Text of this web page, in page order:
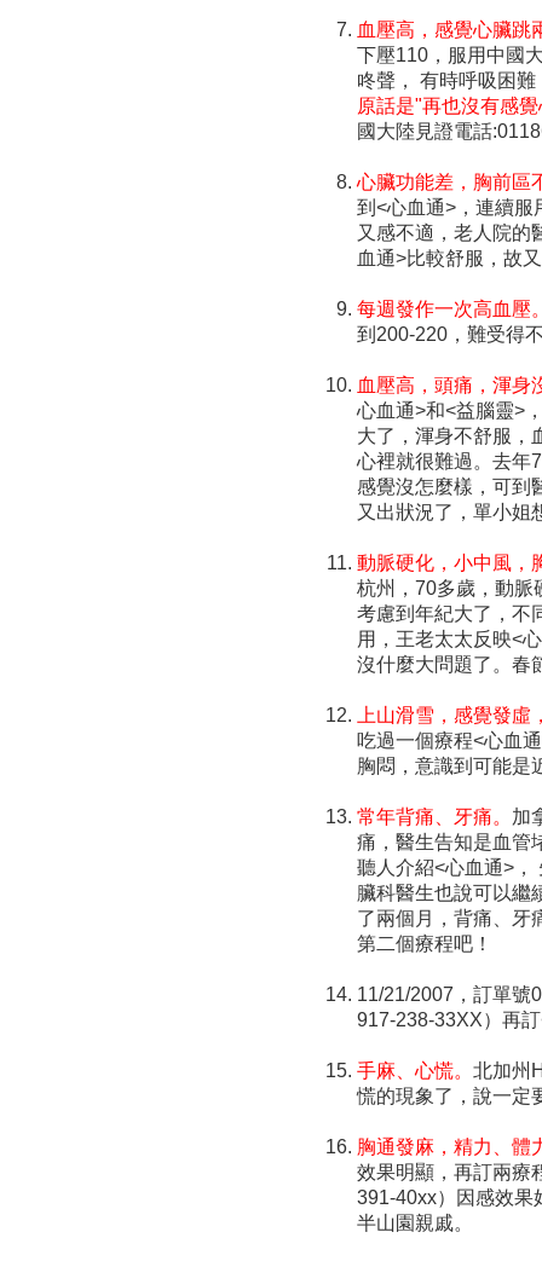
血壓高，感覺心臟跳
下壓110，服用中國
咚聲， 有時呼吸困
原話是"再也沒有感
國大陸見證電話
心臟功能差，胸前區
到<心血通>，連續服
又感不適，老人院的
血通>比較舒服，故
每週發作一次高血壓
到200-220，難受得
血壓高，頭痛，渾身
心血通>和<益腦靈>
大了，渾身不舒服，
心裡就很難過。去年
感覺沒怎麼樣，可到
又出狀況了，單小姐
動脈硬化，小中風，
杭州，70多歲，動脈
考慮到年紀大了，不
用，王老太太反映<
沒什麼大問題了。春
上山滑雪，感覺發
吃過一個療程<心血
胸悶，意識到可能是
常年背痛、牙痛。 加
痛，醫生告知是血管
聽人介紹<心血通>，
臟科醫生也說可以繼
了兩個月，背痛、牙
第二個療程吧！
11/21/2007，訂單號
917-238-33XX）再
手麻、心慌。 北加州
慌的現象了，說一定
胸通發麻，精力、體
效果明顯，再訂兩療
391-40xx）因感效果
半山園親戚。